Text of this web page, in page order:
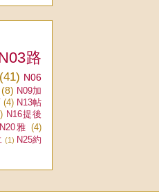
路
(41) N06
(8) N09加
(4) N13帖
N16提後
N20雅 (4)
(1) N25約